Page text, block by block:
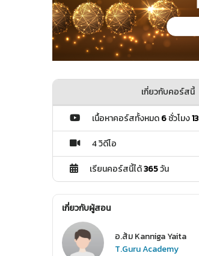
เกี่ยวกับคอร์สนี้
เนื้อหาคอร์สทั้งหมด6ชั่วโมง13
4 วิดีโอ
เรียนคอร์สนี้ได้365วัน
เกี่ยวกับผู้สอน
อ.ส้ม Kanniga Yaita
T.Guru Academy